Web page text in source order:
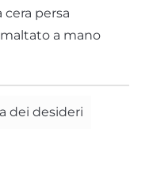
persa
a mano
dei desideri